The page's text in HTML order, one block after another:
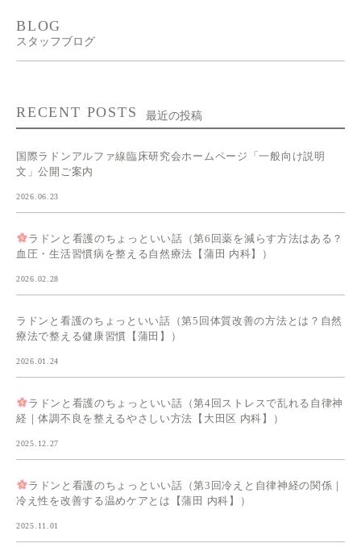
BLOG
スタッフブログ
RECENT POSTS 最近の投稿
国際ラドンアルファ線臨床研究会ホームページ「一般向け説明
文」公開ご案内
2026.06.23
ラドンと看護のちょっといい話（第6回薬を減らす方法はある？
血圧・生活習慣病を整える自然療法【蒲田 内科】）
2026.02.28
ラドンと看護のちょっといい話（第5回体質改善の方法とは？自然
療法で整える健康習慣【蒲田】）
2026.01.24
ラドンと看護のちょっといい話（第4回ストレスで乱れる自律神
経｜体調不良を整えるやさしい方法【大田区 内科】）
2025.12.27
ラドンと看護のちょっといい話（第3回冷えと自律神経の関係｜
冷え性を改善する温めケアとは【蒲田 内科】）
2025.11.01